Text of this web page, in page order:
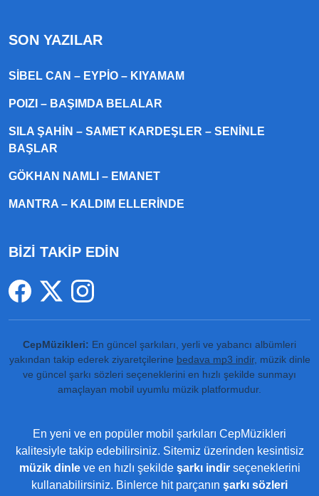
SON YAZILAR
SIBEL CAN – EYPIO – KIYAMAM
POIZI – BAŞIMDA BELALAR
SILA ŞAHIN – SAMET KARDEŞLER – SENINLE
BAŞLAR
GÖKHAN NAMLI – EMANET
MANTRA – KALDIM ELLERINDE
BİZİ TAKİP EDİN
CepMüzikleri: En güncel şarkıları, yerli ve yabancı albümleri
yakından takip ederek ziyaretçilerine bedava mp3 indir, müzik dinle
ve güncel şarkı sözleri seçeneklerini en hızlı şekilde sunmayı
amaçlayan mobil uyumlu müzik platformudur.
En yeni ve en popüler mobil şarkıları CepMüzikleri
kalitesiyle takip edebilirsiniz. Sitemiz üzerinden kesintisiz
müzik dinleve en hızlı şekilde şarkı indirseçeneklerini
kullanabilirsiniz. Binlerce hit parçanın şarkı sözleri